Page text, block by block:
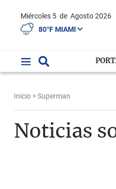
Miércoles 5 de Agosto 2026
80°F MIAMI
Inicio > Superman
Noticias